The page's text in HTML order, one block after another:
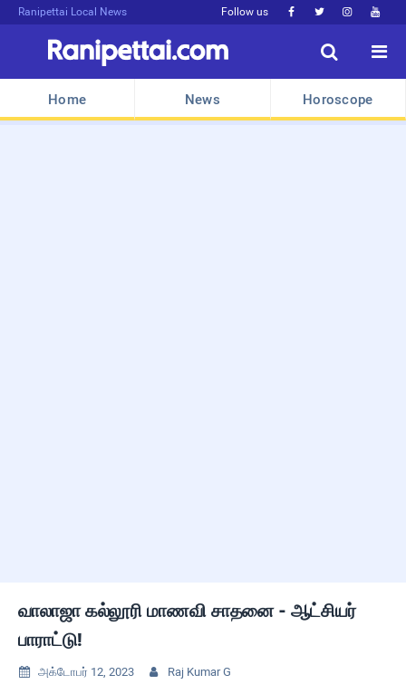
Ranipettai Local News Follow us    


Home News Horoscope
வாலாஜா கல்லூரி மாணவி சாதனை - ஆட்சியர்
பாராட்டு!
 அக்டோபர் 12, 2023  Raj Kumar G